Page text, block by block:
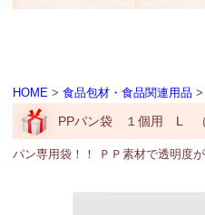
HOME > 食品包材・食品関連用品 >
PPパン袋 １個用 L （
パン専用袋！！ ＰＰ素材で透明度